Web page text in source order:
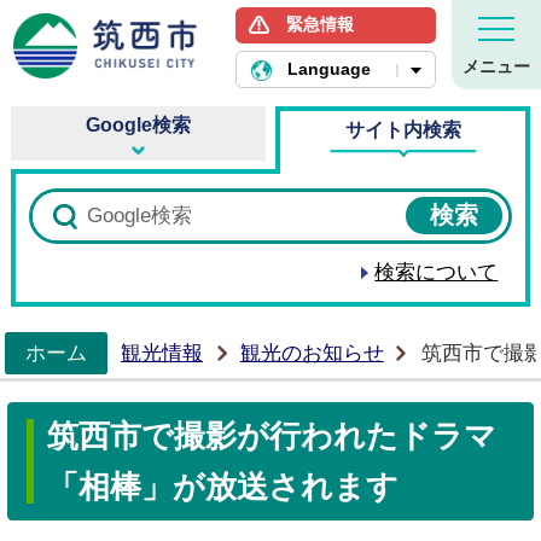
筑西市ホームページ
緊急情報
Language メニュー
Google検索 サイト内検索
検索について
ホーム
観光情報 観光のお知らせ 筑西市で撮
筑西市で撮影が行われたドラマ
「相棒」が放送されます